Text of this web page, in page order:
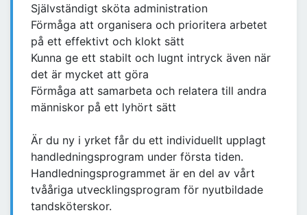
Självständigt sköta administration
Förmåga att organisera och prioritera arbetet
på ett effektivt och klokt sätt
Kunna ge ett stabilt och lugnt intryck även när
det är mycket att göra
Förmåga att samarbeta och relatera till andra
människor på ett lyhört sätt
Är du ny i yrket får du ett individuellt upplagt
handledningsprogram under första tiden.
Handledningsprogrammet är en del av vårt
tvååriga utvecklingsprogram för nyutbildade
tandsköterskor.